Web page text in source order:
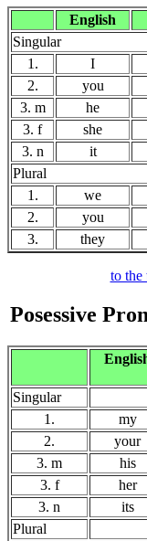
English
Singular
1.
I
2.
you
3. m
he
3. f
she
3. n
it
Plural
1.
we
2.
you
3.
they
to the
Posessive
Singular
1.
my
2.
your
3. m
his
3. f
her
3. n
its
Plural